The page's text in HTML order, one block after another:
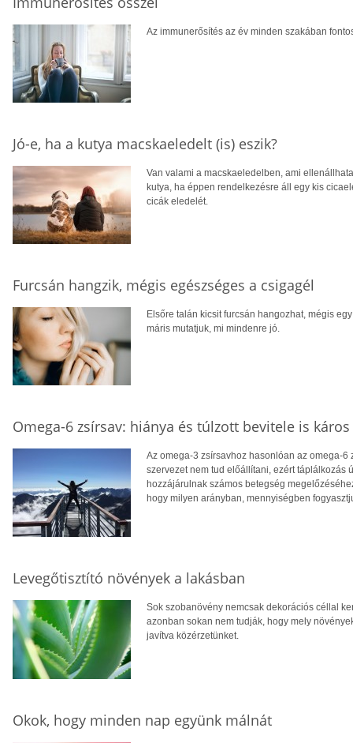
Az immunerősítés az év minden szakában
Jó-e, ha a kutya macskaeledelt (is) eszik?
Van valami a macskaeledelben, ami
kutya, ha éppen rendelkezésre áll egy kis
cicák eledelét.
Furcsán hangzik, mégis egészséges a csigagél
Elsőre talán kicsit furcsán hangozhat, mégis
máris mutatjuk, mi mindenre jó.
Omega-6 zsírsav: hiánya és túlzott bevitele is
Az omega-3 zsírsavhoz hasonlóan az omega-
szervezet nem tud előállítani, ezért táplálkozás
hozzájárulnak számos betegség
hogy milyen arányban, mennyiségben
Levegőtisztító növények a lakásban
Sok szobanövény nemcsak dekorációs céllal
azonban sokan nem tudják, hogy mely
javítva közérzetünket.
Okok, hogy minden nap együnk málnát